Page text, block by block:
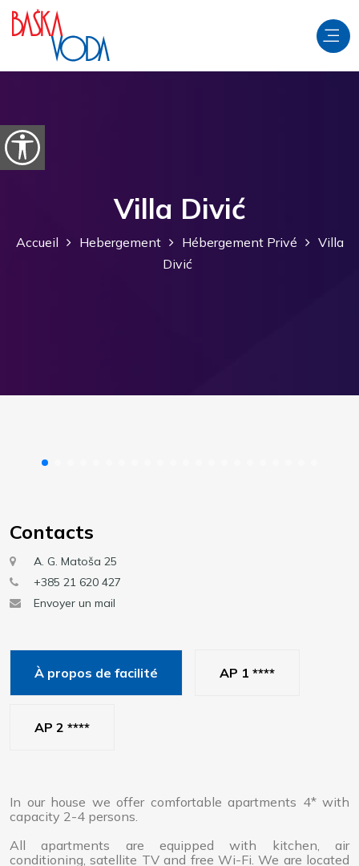
Aller au contenu
Ouvrir les options d'accessibilité
Villa Divić
Accueil Hebergement Hébergement Privé
Villa
Divić
Contacts
A. G. Matoša 25
+385 21 620 427
Envoyer un mail
À propos de facilité AP 1 ****
AP 2 ****
In our house we offer comfortable apartments 4* with
capacity 2-4 persons.
All apartments are equipped with kitchen, air
conditioning, satellite TV and free Wi-Fi. We are located